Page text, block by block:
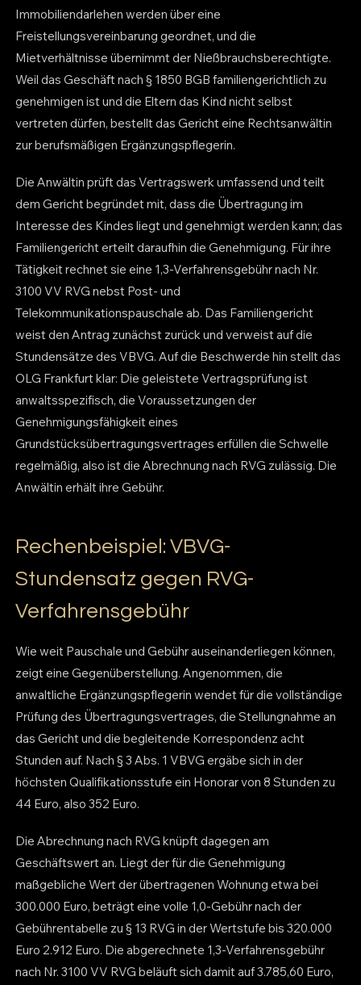
Immobiliendarlehen werden über eine
Freistellungsvereinbarung geordnet, und die
Mietverhältnisse übernimmt der Nießbrauchsberechtigte.
Weil das Geschäft nach § 1850 BGB familiengerichtlich zu
genehmigen ist und die Eltern das Kind nicht selbst
vertreten dürfen, bestellt das Gericht eine Rechtsanwältin
zur berufsmäßigen Ergänzungspflegerin.
Die Anwältin prüft das Vertragswerk umfassend und teilt
dem Gericht begründet mit, dass die Übertragung im
Interesse des Kindes liegt und genehmigt werden kann; das
Familiengericht erteilt daraufhin die Genehmigung. Für ihre
Tätigkeit rechnet sie eine 1,3-Verfahrensgebühr nach Nr.
3100 VV RVG nebst Post- und
Telekommunikationspauschale ab. Das Familiengericht
weist den Antrag zunächst zurück und verweist auf die
Stundensätze des VBVG. Auf die Beschwerde hin stellt das
OLG Frankfurt klar: Die geleistete Vertragsprüfung ist
anwaltsspezifisch, die Voraussetzungen der
Genehmigungsfähigkeit eines
Grundstücksübertragungsvertrages erfüllen die Schwelle
regelmäßig, also ist die Abrechnung nach RVG zulässig. Die
Anwältin erhält ihre Gebühr.
Rechenbeispiel: VBVG-
Stundensatz gegen RVG-
Verfahrensgebühr
Wie weit Pauschale und Gebühr auseinanderliegen können,
zeigt eine Gegenüberstellung. Angenommen, die
anwaltliche Ergänzungspflegerin wendet für die vollständige
Prüfung des Übertragungsvertrages, die Stellungnahme an
das Gericht und die begleitende Korrespondenz acht
Stunden auf. Nach § 3 Abs. 1 VBVG ergäbe sich in der
höchsten Qualifikationsstufe ein Honorar von 8 Stunden zu
44 Euro, also 352 Euro.
Die Abrechnung nach RVG knüpft dagegen am
Geschäftswert an. Liegt der für die Genehmigung
maßgebliche Wert der übertragenen Wohnung etwa bei
300.000 Euro, beträgt eine volle 1,0-Gebühr nach der
Gebührentabelle zu § 13 RVG in der Wertstufe bis 320.000
Euro 2.912 Euro. Die abgerechnete 1,3-Verfahrensgebühr
nach Nr. 3100 VV RVG beläuft sich damit auf 3.785,60 Euro,